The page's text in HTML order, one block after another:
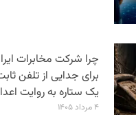
چرا شرکت مخابرات
برای جدایی از تلفن
یک ستاره به روایت
۴ مرداد ۱۴۰۵